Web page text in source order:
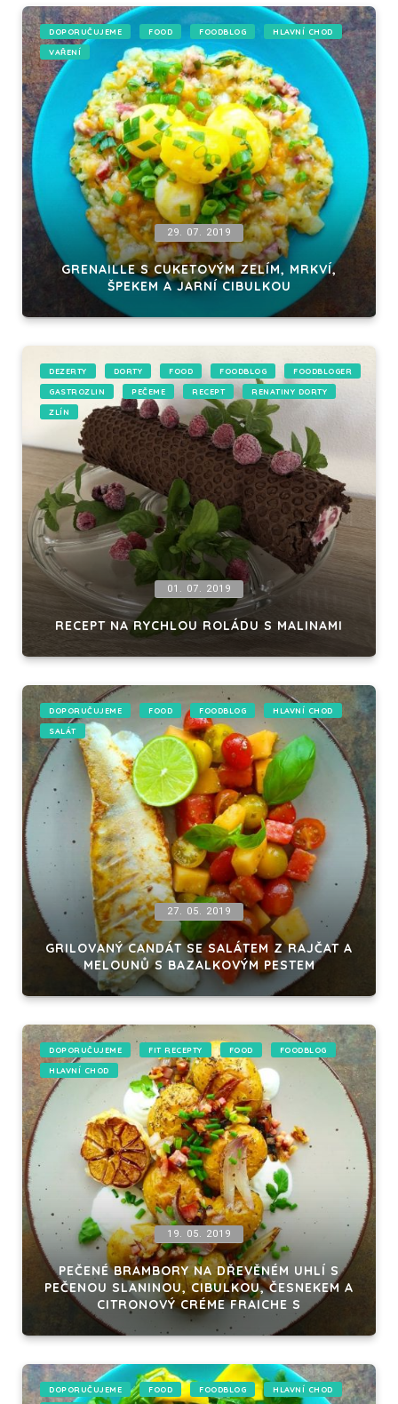
DOPORUČUJEME FOOD FOODBLOG HLAVNÍ CHOD
VAŘENÍ
29. 07. 2019
GRENAILLE S CUKETOVÝM ZELÍM, MRKVÍ,
ŠPEKEM A JARNÍ CIBULKOU
DEZERTY DORTY FOOD FOODBLOG FOODBLOGER
GASTROZLIN PEČEME RECEPT RENATINY DORTY
ZLÍN
01. 07. 2019
RECEPT NA RYCHLOU ROLÁDU S MALINAMI
DOPORUČUJEME FOOD FOODBLOG HLAVNÍ CHOD
SALÁT
27. 05. 2019
GRILOVANÝ CANDÁT SE SALÁTEM Z RAJČAT A
MELOUNŮ S BAZALKOVÝM PESTEM
DOPORUČUJEME FIT RECEPTY FOOD FOODBLOG
HLAVNÍ CHOD
19. 05. 2019
PEČENÉ BRAMBORY NA DŘEVĚNÉM UHLÍ S
PEČENOU SLANINOU, CIBULKOU, ČESNEKEM A
CITRONOVÝ CRÉME FRAICHE S
DOPORUČUJEME FOOD FOODBLOG HLAVNÍ CHOD